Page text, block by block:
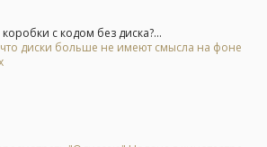
с кодом без диска?...
что диски больше не имеют смысла на фоне